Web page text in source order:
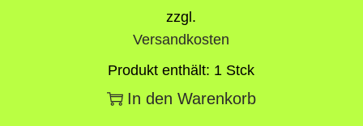
zzgl.
Versandkosten
Produkt enthält: 1 Stck
In den Warenkorb